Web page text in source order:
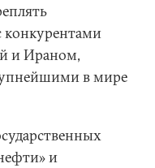
конкурентами
и Ираном,
в мире
и